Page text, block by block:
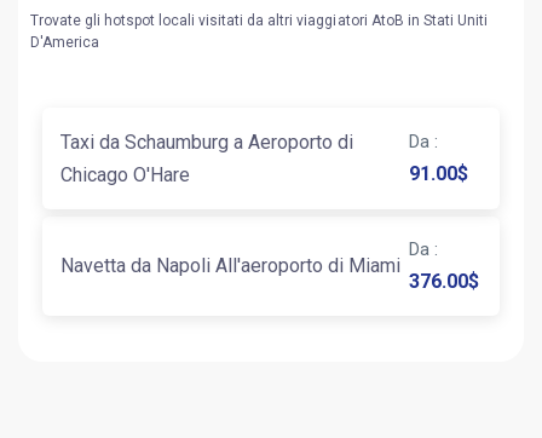
Trovate gli hotspot locali visitati da altri viaggiatori AtoB in Stati Uniti
D'America
Taxi da Schaumburg a Aeroporto di
Chicago O'Hare
Da :
91.00$
Navetta da Napoli All'aeroporto di Miami
Da :
376.00$